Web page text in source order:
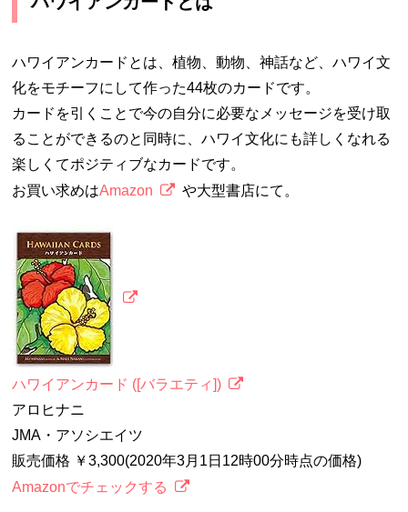
ハワイアンカードとは、植物、動物、神話など、ハワイ文
化をモチーフにして作った44枚のカードです。
カードを引くことで今の自分に必要なメッセージを受け取
ることができるのと同時に、ハワイ文化にも詳しくなれる
楽しくてポジティブなカードです。
お買い求めはAmazon や大型書店にて。
ハワイアンカード ([バラエティ])
アロヒナニ
JMA・アソシエイツ
販売価格 ￥3,300(2020年3月1日12時00分時点の価格)
Amazonでチェックする